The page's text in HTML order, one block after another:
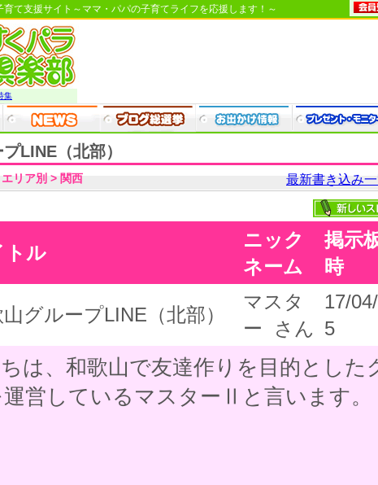
て支援サイト～ママ・パパの子育てライフを応援します！～
集
LINE（北部）
最新書き込み
エリア別 > 関西
トル
ニック
ネーム
掲示
時
グループLINE（北部）
マスタ
ー さん
17/
5
は、和歌山で友達作りを目的とした
営しているマスターⅡと言います。